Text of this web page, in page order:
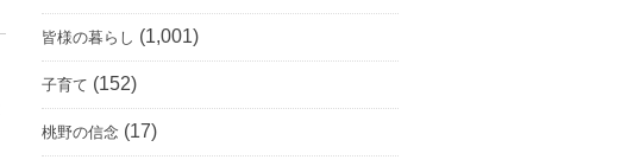
皆様の暮らし (1,001)
子育て (152)
桃野の信念 (17)